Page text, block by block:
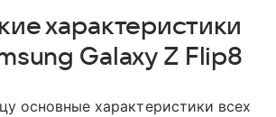
характеристики
Galaxy Z Flip8
основные характеристики всех